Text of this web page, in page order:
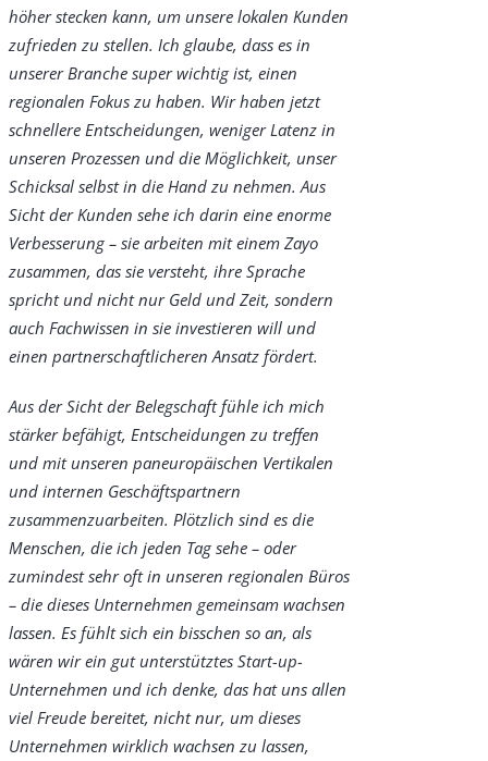
höher stecken kann, um unsere lokalen Kunden
zufrieden zu stellen. Ich glaube, dass es in
unserer Branche super wichtig ist, einen
regionalen Fokus zu haben. Wir haben jetzt
schnellere Entscheidungen, weniger Latenz in
unseren Prozessen und die Möglichkeit, unser
Schicksal selbst in die Hand zu nehmen. Aus
Sicht der Kunden sehe ich darin eine enorme
Verbesserung – sie arbeiten mit einem Zayo
zusammen, das sie versteht, ihre Sprache
spricht und nicht nur Geld und Zeit, sondern
auch Fachwissen in sie investieren will und
einen partnerschaftlicheren Ansatz fördert.
Aus der Sicht der Belegschaft fühle ich mich
stärker befähigt, Entscheidungen zu treffen
und mit unseren paneuropäischen Vertikalen
und internen Geschäftspartnern
zusammenzuarbeiten. Plötzlich sind es die
Menschen, die ich jeden Tag sehe – oder
zumindest sehr oft in unseren regionalen Büros
– die dieses Unternehmen gemeinsam wachsen
lassen. Es fühlt sich ein bisschen so an, als
wären wir ein gut unterstütztes Start-up-
Unternehmen und ich denke, das hat uns allen
viel Freude bereitet, nicht nur, um dieses
Unternehmen wirklich wachsen zu lassen,